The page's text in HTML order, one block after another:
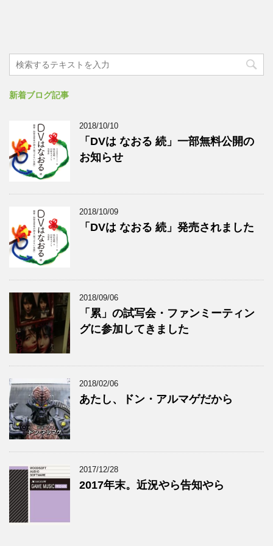
新着ブログ記事
2018/10/10
「DVは なおる 続」一部無料公開の
お知らせ
2018/10/09
「DVは なおる 続」発売されました
2018/09/06
「累」の試写会・ファンミーティン
グに参加してきました
2018/02/06
あたし、ドン・アルマゲだから
2017/12/28
2017年末。近況やら告知やら